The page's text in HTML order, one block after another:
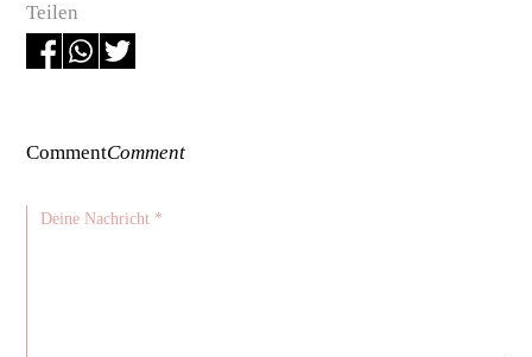
Teilen
CommentComment